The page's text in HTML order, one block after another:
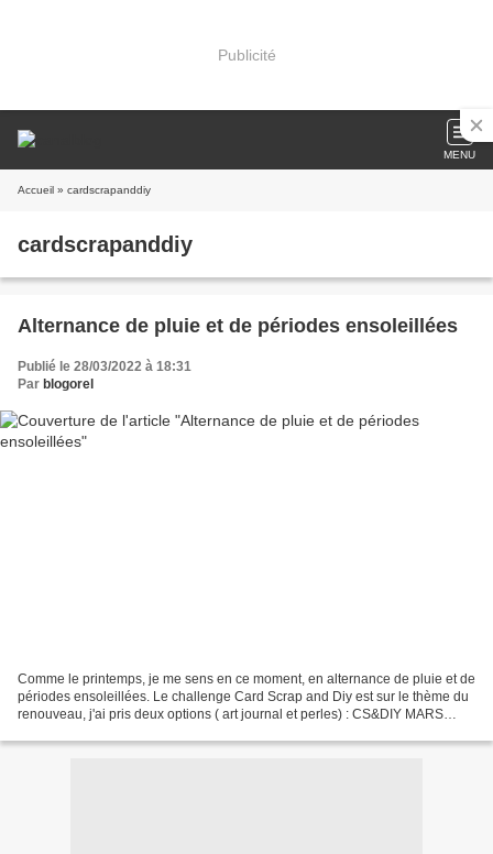
Publicité
MENU
Accueil » cardscrapanddiy
cardscrapanddiy
Alternance de pluie et de périodes ensoleillées
Publié le 28/03/2022 à 18:31
Par blogorel
Comme le printemps, je me sens en ce moment, en alternance de pluie et de
périodes ensoleillées. Le challenge Card Scrap and Diy est sur le thème du
renouveau, j'ai pris deux options ( art journal et perles) : CS&DIY MARS